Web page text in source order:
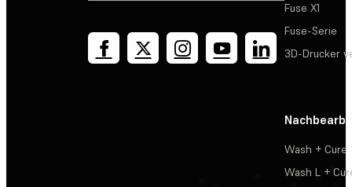
Fuse X1
Fuse-Serie
3D-Drucker
Wash + Cure
Wash L +